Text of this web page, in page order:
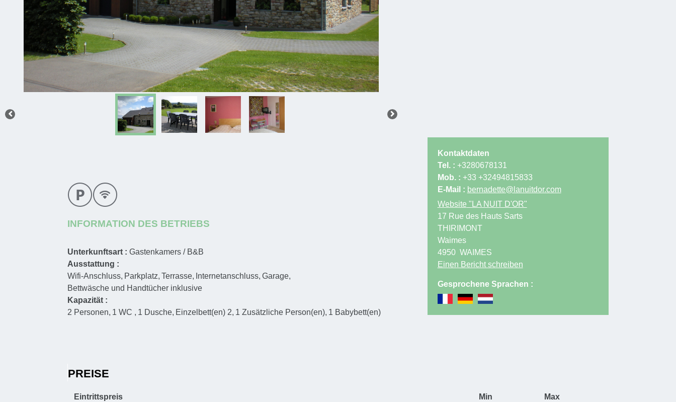
INFORMATION DES BETRIEBS
Unterkunftsart :Gastenkamers / B&B
Ausstattung :
Wifi-Anschluss Parkplatz Terrasse Internetanschluss Garage
Bettwäsche und Handtücher inklusive
Kapazität :
2 Personen 1 WC 1 Dusche Einzelbett(en) 2 1 Zusätzliche Person(en) 1 Babybett(en)
PREISE
Eintrittspreis Min Max
Kontaktdaten
Tel. : +3280678131
Mob. : +33 +32494815833
E-Mail : bernadette@lanuitdor.com
Website "LA NUIT D'OR"
17 Rue des Hauts Sarts
THIRIMONT
Waimes
4950 WAIMES
Einen Bericht schreiben
Gesprochene Sprachen :